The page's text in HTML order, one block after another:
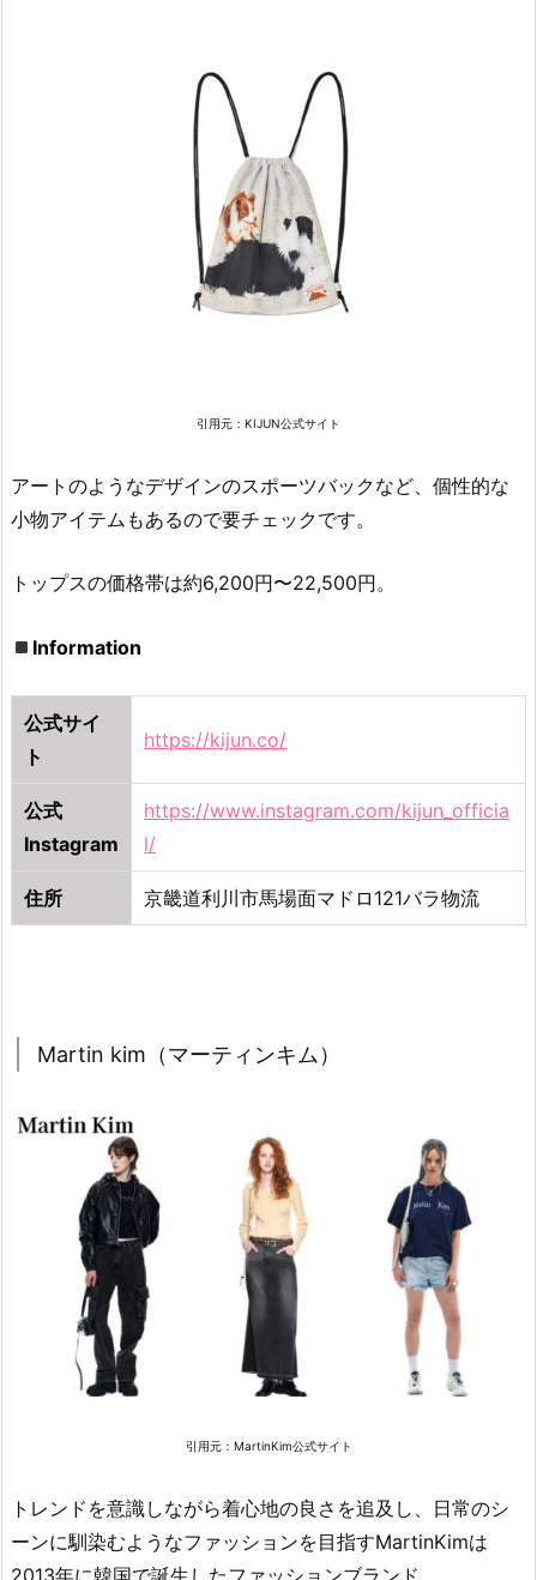
引用元：KIJUN公式サイト
アートのようなデザインのスポーツバックなど、個性的な
小物アイテムもあるので要チェックです。
トップスの価格帯は約6,200円〜22,500円。
Information
公式サイ
ト
https://kijun.co/
公式
Instagram
https://www.instagram.com/kijun_officia
l/
住所 京畿道利川市馬場面マドロ121バラ物流
Martin kim（マーティンキム）
引用元： MartinKim公式サイト
トレンドを意識しながら着心地の良さを追及し、日常のシ
ーンに馴染むようなファッションを目指すMartinKimは
2013年に韓国で誕生したファッションブランド。